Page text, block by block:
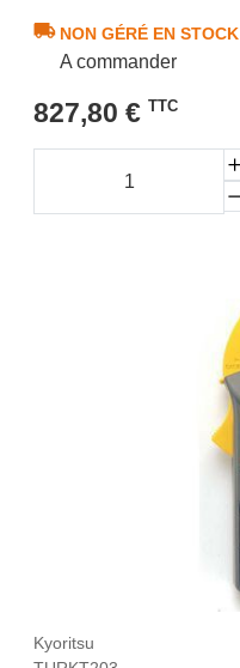
NON GÉRÉ EN STOCK
A commander
827,80 € TTC
Kyoritsu